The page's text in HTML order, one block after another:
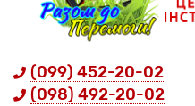
(099) 452-20-02
(098) 492-20-02